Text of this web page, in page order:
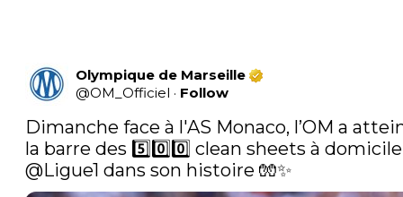
Olympique de Marseille
@OM_Officiel · Follow
Dimanche face à l'AS Monaco, l’OM a
@Ligue1 dans son histoire 🧤✨